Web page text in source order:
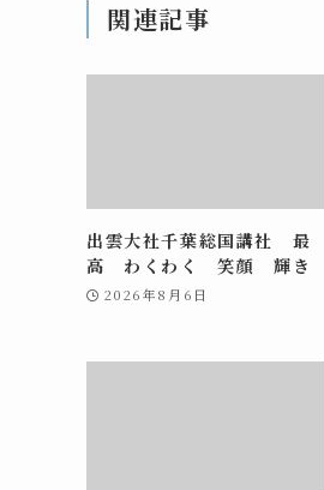
関連記事
出雲大社千葉総国講社 最
高 わくわく 笑顔 輝き
2026年8月6日